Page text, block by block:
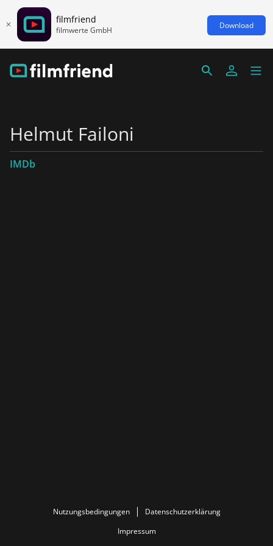
filmfriend
filmwerte GmbH Download
Helmut Failoni
IMDb
Nutzungsbedingungen
Datenschutzerklärung
Impressum